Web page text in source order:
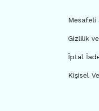
Mesafeli
Gizlilik
İptal
Kişisel